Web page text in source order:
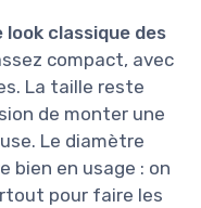
look classique des
compact, avec
La taille reste
de monter une
Le diamètre
bien en usage : on
pour faire les